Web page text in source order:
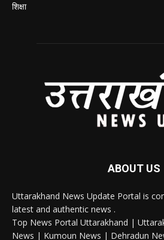
शिक्षा
ABOUT US
Uttarakhand News Update Portal is
latest and authentic news .
Top News Portal Uttarakhand |
News | Kumoun News | Dehradun